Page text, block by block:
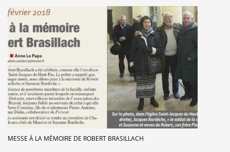
MESSE À LA MÉMOIRE DE ROBERT BRASILLACH